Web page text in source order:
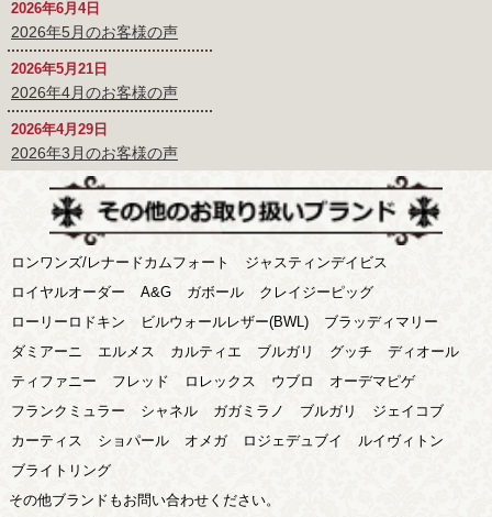
2026年6月4日
2026年5月のお客様の声
2026年5月21日
2026年4月のお客様の声
2026年4月29日
2026年3月のお客様の声
ロンワンズ/レナードカムフォート
ジャスティンデイビス
ロイヤルオーダー
A&G ガボール
クレイジーピッグ
ローリーロドキン
ビルウォールレザー(BWL)
ブラッディマリー
ダミアーニ
エルメス カルティエ ブルガリ グッチ
ディオール
ティファニー
フレッド ロレックス ウブロ
オーデマピゲ
フランクミュラー
シャネル ガガミラノ ブルガリ
ジェイコブ
カーティス
ショパール オメガ ロジェデュブイ
ルイヴィトン
ブライトリング
その他ブランドもお問い合わせください。